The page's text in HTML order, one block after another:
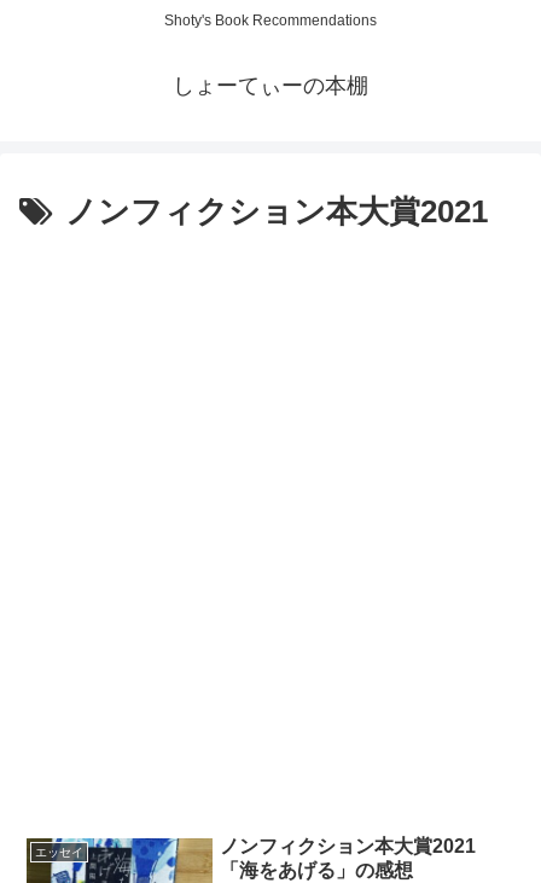
Shoty's Book Recommendations
しょーてぃーの本棚
ノンフィクション本大賞2021
エッセイ
ノンフィクション本大賞2021
「海をあげる」の感想